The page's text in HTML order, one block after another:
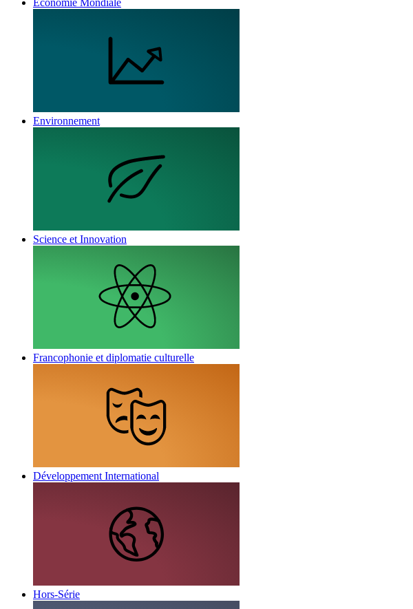
Économie Mondiale
Environnement
Science et Innovation
Francophonie et diplomatie culturelle
Développement International
Hors-Série